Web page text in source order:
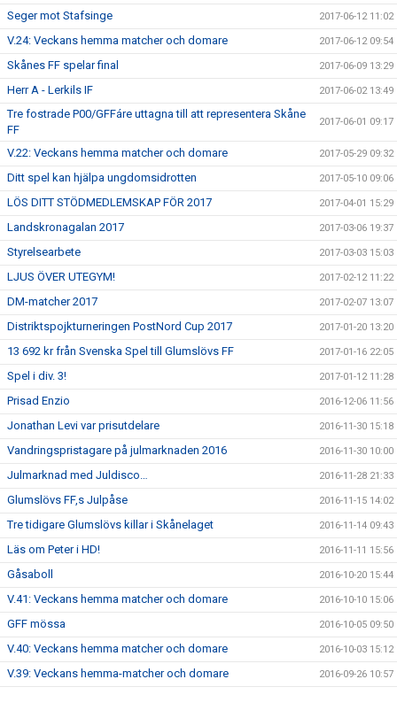
Seger mot Stafsinge 2017-06-12 11:02
V.24: Veckans hemma matcher och domare 2017-06-12 09:54
Skånes FF spelar final 2017-06-09 13:29
Herr A - Lerkils IF 2017-06-02 13:49
Tre fostrade P00/GFFáre uttagna till att representera Skåne
FF
2017-06-01 09:17
V.22: Veckans hemma matcher och domare 2017-05-29 09:32
Ditt spel kan hjälpa ungdomsidrotten 2017-05-10 09:06
LÖS DITT STÖDMEDLEMSKAP FÖR 2017 2017-04-01 15:29
Landskronagalan 2017 2017-03-06 19:37
Styrelsearbete 2017-03-03 15:03
LJUS ÖVER UTEGYM! 2017-02-12 11:22
DM-matcher 2017 2017-02-07 13:07
Distriktspojkturneringen PostNord Cup 2017 2017-01-20 13:20
13 692 kr från Svenska Spel till Glumslövs FF 2017-01-16 22:05
Spel i div. 3! 2017-01-12 11:28
Prisad Enzio 2016-12-06 11:56
Jonathan Levi var prisutdelare 2016-11-30 15:18
Vandringspristagare på julmarknaden 2016 2016-11-30 10:00
Julmarknad med Juldisco… 2016-11-28 21:33
Glumslövs FF,s Julpåse 2016-11-15 14:02
Tre tidigare Glumslövs killar i Skånelaget 2016-11-14 09:43
Läs om Peter i HD! 2016-11-11 15:56
Gåsaboll 2016-10-20 15:44
V.41: Veckans hemma matcher och domare 2016-10-10 15:06
GFF mössa 2016-10-05 09:50
V.40: Veckans hemma matcher och domare 2016-10-03 15:12
V.39: Veckans hemma-matcher och domare 2016-09-26 10:57